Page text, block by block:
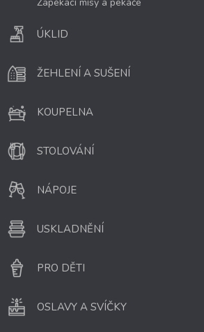
ÚKLID
ŽEHLENÍ A SUŠENÍ
KOUPELNA
STOLOVÁNÍ
NÁPOJE
USKLADNĚNÍ
PRO DĚTI
OSLAVY A SVÍČKY